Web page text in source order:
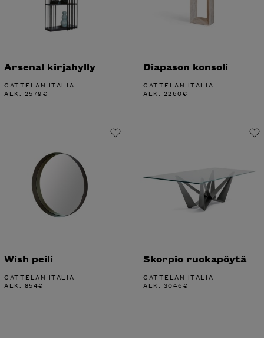
Arsenal kirjahylly
CATTELAN ITALIA
ALK. 2579€
Diapason konsoli
CATTELAN ITALIA
ALK. 2260€
Wish peili
CATTELAN ITALIA
ALK. 854€
Skorpio ruokapöytä
CATTELAN ITALIA
ALK. 3046€